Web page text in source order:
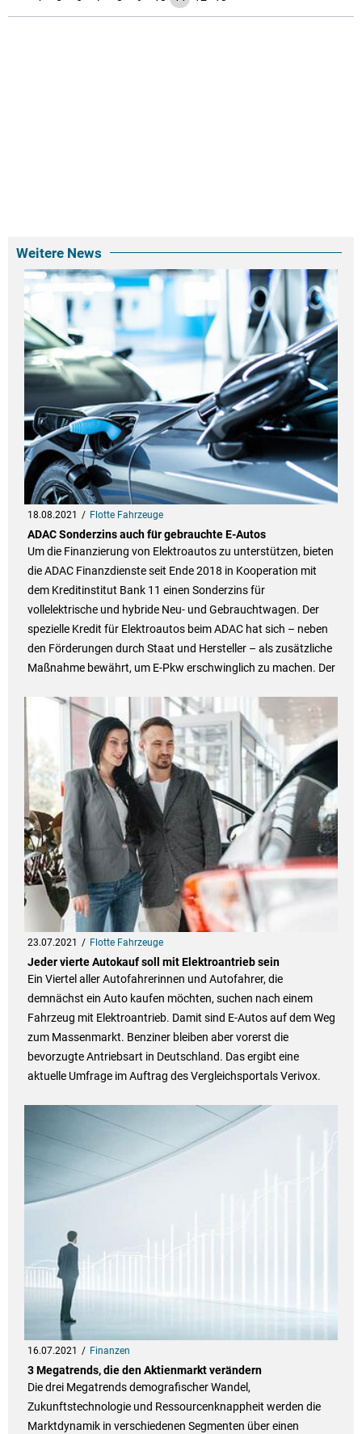
Weitere News
18.08.2021 Flotte Fahrzeuge
ADAC Sonderzins auch für gebrauchte E-Autos
Um die Finanzierung von Elektroautos zu unterstützen, bieten
die ADAC Finanzdienste seit Ende 2018 in Kooperation mit
dem Kreditinstitut Bank 11 einen Sonderzins für
vollelektrische und hybride Neu- und Gebrauchtwagen. Der
spezielle Kredit für Elektroautos beim ADAC hat sich – neben
den Förderungen durch Staat und Hersteller – als zusätzliche
Maßnahme bewährt, um E-Pkw erschwinglich zu machen. Der
23.07.2021 Flotte Fahrzeuge
Jeder vierte Autokauf soll mit Elektroantrieb sein
Ein Viertel aller Autofahrerinnen und Autofahrer, die
demnächst ein Auto kaufen möchten, suchen nach einem
Fahrzeug mit Elektroantrieb. Damit sind E-Autos auf dem Weg
zum Massenmarkt. Benziner bleiben aber vorerst die
bevorzugte Antriebsart in Deutschland. Das ergibt eine
aktuelle Umfrage im Auftrag des Vergleichsportals Verivox.
16.07.2021 Finanzen
3 Megatrends, die den Aktienmarkt verändern
Die drei Megatrends demografischer Wandel,
Zukunftstechnologie und Ressourcenknappheit werden die
Marktdynamik in verschiedenen Segmenten über einen